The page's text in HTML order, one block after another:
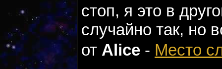
стоп, я это в
случайно так, но
от Alice - Место